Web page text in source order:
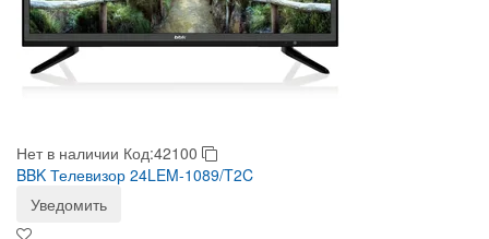
Нет в наличии Код:42100
BBK Телевизор 24LEM-1089/T2C
Уведомить